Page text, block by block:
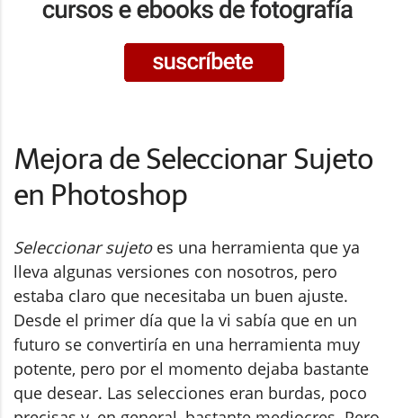
Mejora de Seleccionar Sujeto
en Photoshop
Seleccionar sujetoes una herramienta que ya
lleva algunas versiones con nosotros, pero
estaba claro que necesitaba un buen ajuste.
Desde el primer día que la vi sabía que en un
futuro se convertiría en una herramienta muy
potente, pero por el momento dejaba bastante
que desear. Las selecciones eran burdas, poco